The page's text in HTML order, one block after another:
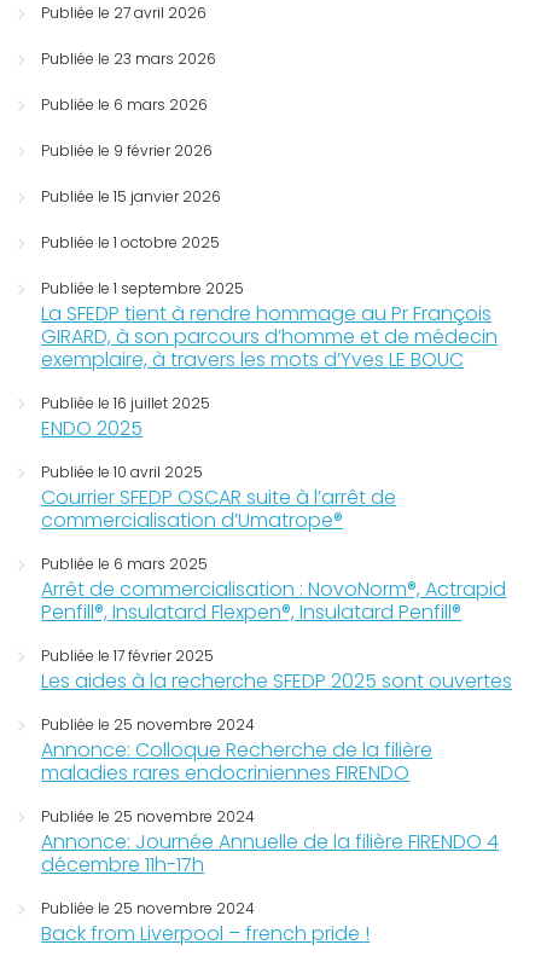
Publiée le 27 avril 2026
Publiée le 23 mars 2026
Publiée le 6 mars 2026
Publiée le 9 février 2026
Publiée le 15 janvier 2026
Publiée le 1 octobre 2025
Publiée le 1 septembre 2025
La SFEDP tient à rendre hommage au Pr François
GIRARD, à son parcours d’homme et de médecin
exemplaire, à travers les mots d’Yves LE BOUC
Publiée le 16 juillet 2025
ENDO 2025
Publiée le 10 avril 2025
Courrier SFEDP OSCAR suite à l’arrêt de
commercialisation d’Umatrope®
Publiée le 6 mars 2025
Arrêt de commercialisation : NovoNorm®, Actrapid
Penfill®, Insulatard Flexpen®, Insulatard Penfill®
Publiée le 17 février 2025
Les aides à la recherche SFEDP 2025 sont ouvertes
Publiée le 25 novembre 2024
Annonce: Colloque Recherche de la filière
maladies rares endocriniennes FIRENDO
Publiée le 25 novembre 2024
Annonce: Journée Annuelle de la filière FIRENDO 4
décembre 11h-17h
Publiée le 25 novembre 2024
Back from Liverpool – french pride !